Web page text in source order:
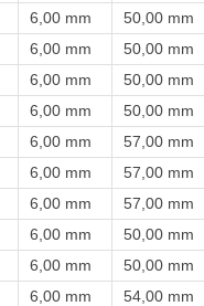
6,00 mm 50,00 mm
6,00 mm 50,00 mm
6,00 mm 50,00 mm
6,00 mm 50,00 mm
6,00 mm 57,00 mm
6,00 mm 57,00 mm
6,00 mm 57,00 mm
6,00 mm 50,00 mm
6,00 mm 50,00 mm
6,00 mm 54,00 mm